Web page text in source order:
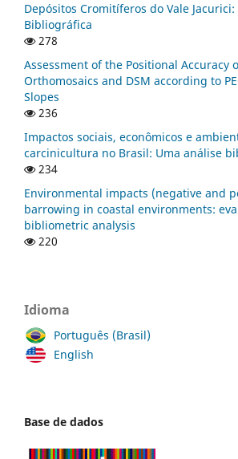
Depósitos Cromitíferos do Vale Jacurici:
Bibliográfica
278
Assessment of the Positional Accuracy
Orthomosaics and DSM according to
Slopes
236
Impactos sociais, econômicos e
carcinicultura no Brasil: Uma análise
234
Environmental impacts (negative and
barrowing in coastal environments:
bibliometric analysis
220
Idioma
Português (Brasil)
English
Base de dados